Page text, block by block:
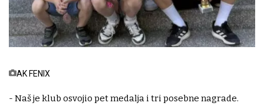
AK FENIX
- Naš je klub osvojio pet medalja i tri posebne nagrade.